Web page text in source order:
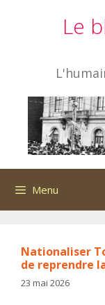
Le
Menu
Nationaliser
de reprendre
23 mai 2026